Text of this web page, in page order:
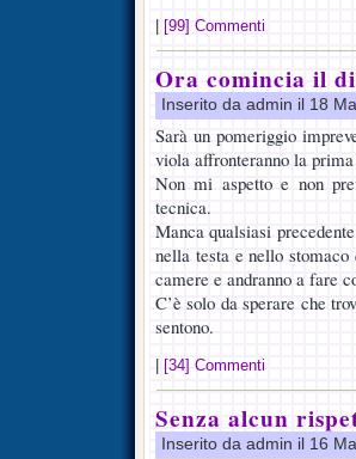
[99] Commenti
Ora comincia il
Inserito da admin il 18
Sarà un pomeriggio
viola affronteranno la
Non mi aspetto e non
tecnica.
Manca qualsiasi
nella testa e nello
camere e andranno a fare
C’è solo da sperare che
sentono.
[34] Commenti
Senza alcun
Inserito da admin il 16